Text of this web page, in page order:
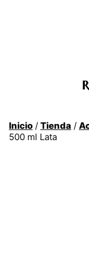
Inicio / Tienda /
500 ml Lata